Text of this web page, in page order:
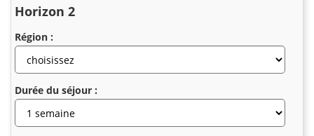
Horizon 2
Région :
Durée du séjour :